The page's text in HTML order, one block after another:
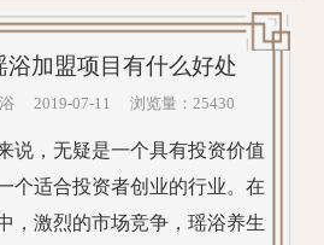
浴加盟项目有什么好处
2019-07-11 浏览量：25430
，无疑是一个具有投资价值
个适合投资者创业的行业。在
，激烈的市场竞争，瑶浴养生